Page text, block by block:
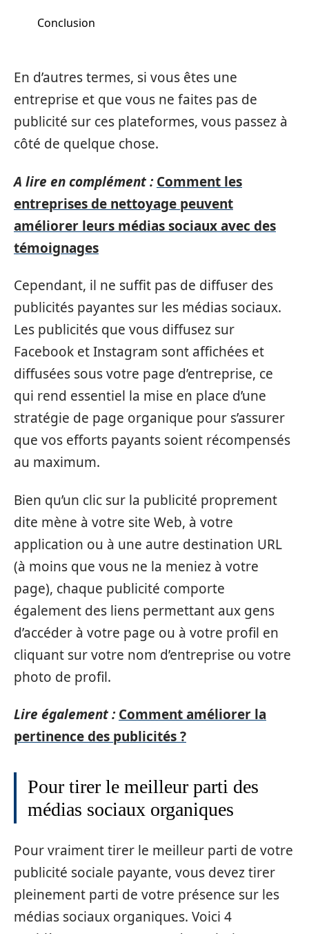
Conclusion
En d’autres termes, si vous êtes une
entreprise et que vous ne faites pas de
publicité sur ces plateformes, vous passez à
côté de quelque chose.
A lire en complément : Comment les
entreprises de nettoyage peuvent
améliorer leurs médias sociaux avec des
témoignages
Cependant, il ne suffit pas de diffuser des
publicités payantes sur les médias sociaux.
Les publicités que vous diffusez sur
Facebook et Instagram sont affichées et
diffusées sous votre page d’entreprise, ce
qui rend essentiel la mise en place d’une
stratégie de page organique pour s’assurer
que vos efforts payants soient récompensés
au maximum.
Bien qu’un clic sur la publicité proprement
dite mène à votre site Web, à votre
application ou à une autre destination URL
(à moins que vous ne la meniez à votre
page), chaque publicité comporte
également des liens permettant aux gens
d’accéder à votre page ou à votre profil en
cliquant sur votre nom d’entreprise ou votre
photo de profil.
Lire également : Comment améliorer la
pertinence des publicités ?
Pour tirer le meilleur parti des
médias sociaux organiques
Pour vraiment tirer le meilleur parti de votre
publicité sociale payante, vous devez tirer
pleinement parti de votre présence sur les
médias sociaux organiques. Voici 4